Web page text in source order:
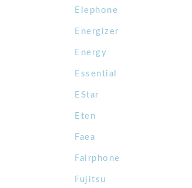
Elephone
Energizer
Energy
Essential
EStar
Eten
Faea
Fairphone
Fujitsu